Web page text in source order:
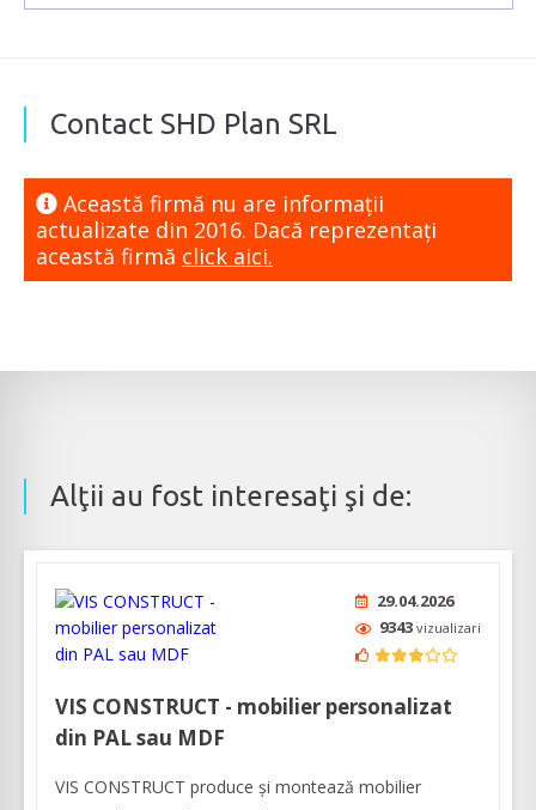
Contact SHD Plan SRL
Această firmă nu are informaţii
actualizate din 2016. Dacă reprezentaţi
această firmă click aici.
Alţii au fost interesaţi şi de:
29.04.2026
9343 vizualizari
VIS CONSTRUCT - mobilier personalizat
din PAL sau MDF
VIS CONSTRUCT produce și montează mobilier